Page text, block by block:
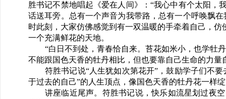
胜书记不禁地唱起《爱在人间》：“我心中有个太阳，
话送耳旁。总有一个声音为我带路，总有一个呼唤飘
时此刻，大家仿佛感觉到有一双温暖的手牵着自己，
一个充满鲜花的天地。
“白日不到处，青春恰自来。苔花如米小，也学牡
不能跟国色天香的牡丹相比，但也要靠自己生命的力
符胜书记说“人生犹如次第花开”，鼓励学子们不
于过去的自己”的人生顶点，像国色天香的牡丹花一样
讲座临近尾声。符胜书记说，快乐如流星划过夜